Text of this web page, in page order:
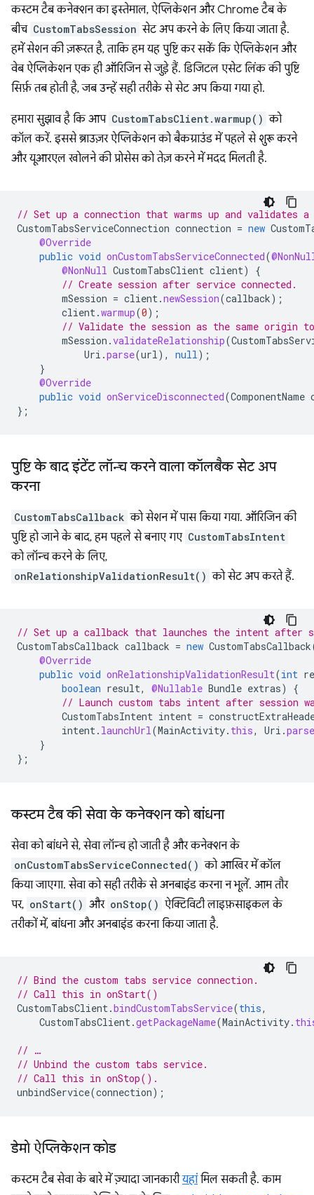
कस्टम टैब कनेक्शन का इस्तेमाल, ऐप्लिकेशन और Chrome टैब के
बीच CustomTabsSession सेट अप करने के लिए किया जाता है.
हमें सेशन की ज़रूरत है, ताकि हम यह पुष्टि कर सकें कि ऐप्लिकेशन और
वेब ऐप्लिकेशन एक ही ऑरिजिन से जुड़े हैं. डिजिटल एसेट लिंक की पुष्टि
सिर्फ़ तब होती है, जब उन्हें सही तरीके से सेट अप किया गया हो.
हमारा सुझाव है कि आप CustomTabsClient.warmup() को
कॉल करें. इससे ब्राउज़र ऐप्लिकेशन को बैकग्राउंड में पहले से शुरू करने
और यूआरएल खोलने की प्रोसेस को तेज़ करने में मदद मिलती है.
// Set up a connection that warms up and validates a
CustomTabsServiceConnection connection = new
@Override
public void onCustomTabsServiceConnected(
@NonNull CustomTabsClient client)
{
// Create session after service connected.
mSession = client.newSession(callback);
client.warmup(0);
// Validate the session as the same origin
mSession .validateRelationship(
Uri .parse(url), null);
}
@Override
public void onServiceDisconnected(ComponentName
};
पुष्टि के बाद इंटेंट लॉन्च करने वाला कॉलबैक सेट अप
करना
CustomTabsCallback को सेशन में पास किया गया. ऑरिजिन की
पुष्टि हो जाने के बाद, हम पहले से बनाए गए CustomTabsIntent
को लॉन्च करने के लिए,
onRelationshipValidationResult() को सेट अप करते हैं.
// Set up a callback that launches the intent after
CustomTabsCallback callback = new CustomTabsCallback
@Override
public void onRelationshipValidationResult(int
boolean result, @Nullable Bundle extras)
{
// Launch custom tabs intent after session
CustomTabsIntent intent =
intent. launchUrl(MainActivity. this, Uri .parse
}
};
कस्टम टैब की सेवा के कनेक्शन को बांधना
सेवा को बांधने से, सेवा लॉन्च हो जाती है और कनेक्शन के
onCustomTabsServiceConnected() को आखिर में कॉल
किया जाएगा. सेवा को सही तरीके से अनबाइंड करना न भूलें. आम तौर
पर, onStart() और onStop() ऐक्टिविटी लाइफ़साइकल के
तरीकों में, बांधना और अनबाइंड करना किया जाता है.
// Bind the custom tabs service connection.
// Call this in onStart()
CustomTabsClient.bindCustomTabsService(this,
CustomTabsClient.getPackageName(MainActivity.
// …
// Unbind the custom tabs service.
// Call this in onStop().
unbindService(connection);
डेमो ऐप्लिकेशन कोड
कस्टम टैब सेवा के बारे में ज़्यादा जानकारीयहांमिल सकती है. काम